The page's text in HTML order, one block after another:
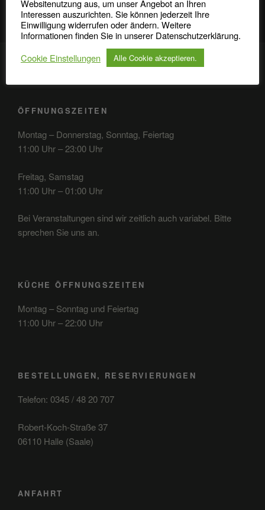
ÖFFNUNGSZEITEN
Montag – Donnerstag, Sonntag, Feiertag
11:00 Uhr – 23:00 Uhr
Freitag, Samstag
11:00 Uhr – 01:00 Uhr
Bei Veranstaltungen sind wir zeitlich auch variabel. Bitte
sprechen Sie uns an.
KÜCHE ÖFFNUNGSZEITEN
Montag – Sonntag und Feiertag
11:00 Uhr – 22:00 Uhr
BESTELLUNGEN, RESERVIERUNGEN
Telefon: 0345 / 48 20 707
Robert-Koch-Straße 37
06110 Halle (Saale)
ANFAHRT
Websitenutzung aus, um unser Angebot an Ihren
Interessen auszurichten. Sie können jederzeit Ihre
Einwilligung widerrufen oder ändern. Weitere
Informationen finden Sie in unserer Datenschutzerklärung.
Cookie Einstellungen
Alle Cookie akzeptieren.